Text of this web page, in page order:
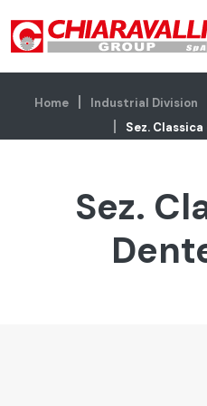
Home Industrial Division
Sez.
Sez.